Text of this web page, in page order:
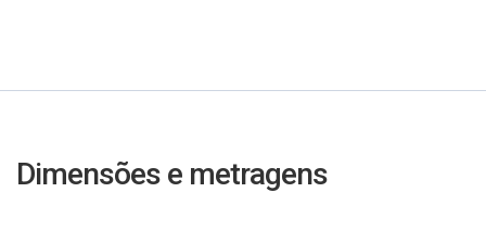
Dimensões e metragens